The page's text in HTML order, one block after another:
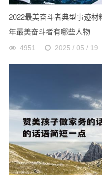
2022最美奋斗者典型事迹
年最美奋斗者有哪些人物
4951 2025 / 05 / 19